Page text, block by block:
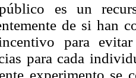
es un
de si han
para
para cada